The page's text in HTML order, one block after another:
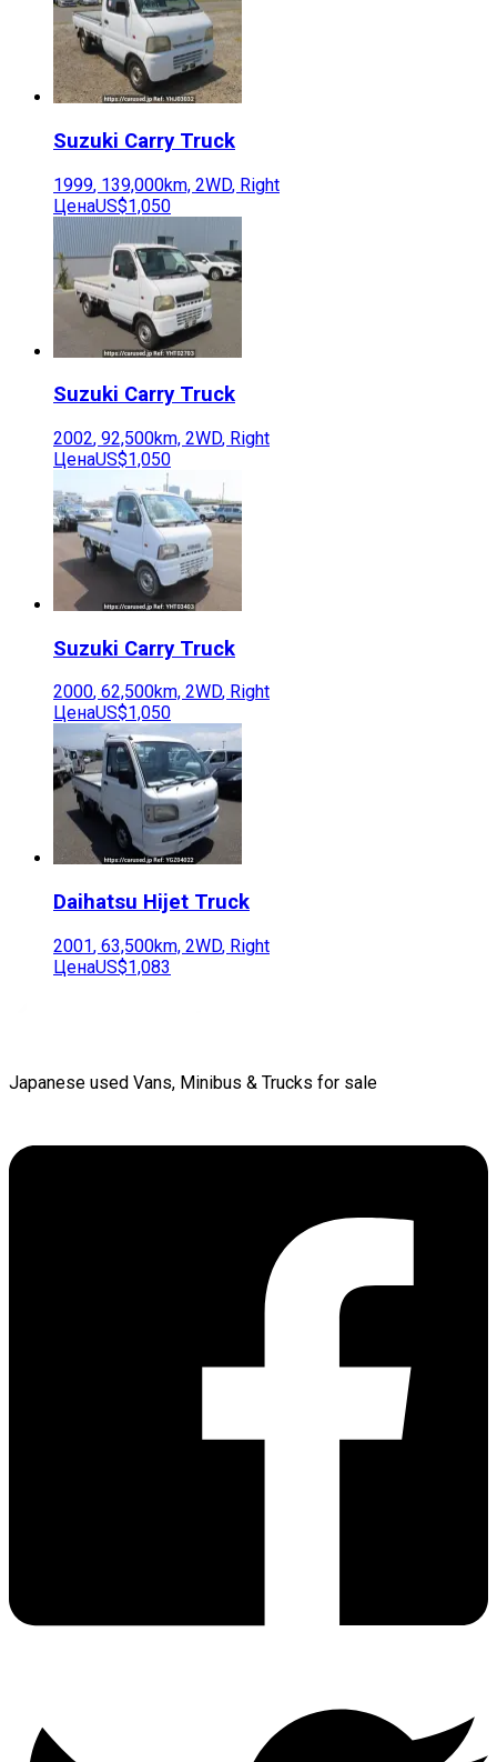
Suzuki Carry Truck
1999, 139,000km, 2WD, Right
ЦенаUS$1,050
Suzuki Carry Truck
2002, 92,500km, 2WD, Right
ЦенаUS$1,050
Suzuki Carry Truck
2000, 62,500km, 2WD, Right
ЦенаUS$1,050
Daihatsu Hijet Truck
2001, 63,500km, 2WD, Right
ЦенаUS$1,083
Japanese used Vans, Minibus & Trucks for sale